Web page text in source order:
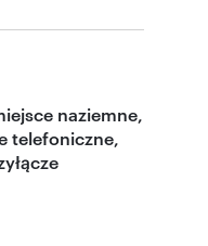
naziemne,
telefoniczne,